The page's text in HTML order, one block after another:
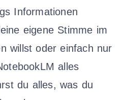
Informationen
eigene Stimme im
willst oder einfach nur
alles
du alles, was du